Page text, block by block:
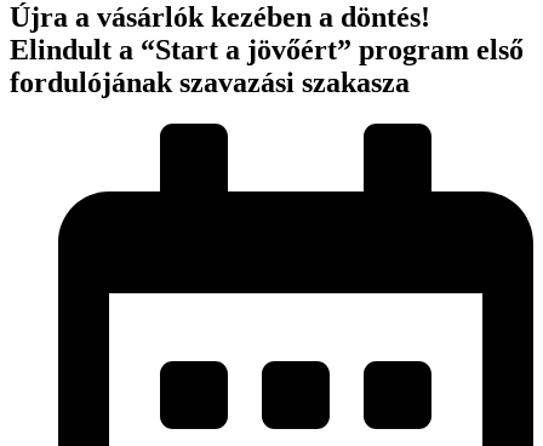
Újra a vásárlók kezében a döntés!
Elindult a “Start a jövőért” program első
fordulójának szavazási szakasza